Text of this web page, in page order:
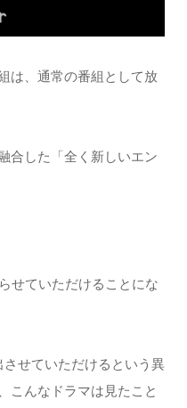
は、通常の番組として放
合した「全く新しいエン
せていただけることにな
せていただけるという異
こんなドラマは見たこと